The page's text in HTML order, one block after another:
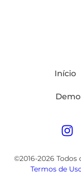
Início
©2016-2026 Todos
Termos de